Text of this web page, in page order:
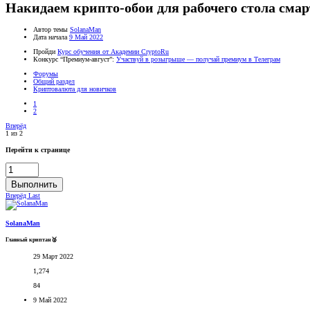
Накидаем крипто-обои для рабочего стола
Автор темы SolanaMan
Дата начала 9 Май 2022
Пройди Курс обучения от Академии CryptoRu
Конкурс “Премиум-август”: Участвуй в розыгрыше — получай премиум в Телеграм
Форумы
Общий раздел
Криптовалюта для новичков
1
2
Вперёд
1 из 2
Перейти к странице
Выполнить
Вперёд Last
SolanaMan
Главный криптан🥈
29 Март 2022
1,274
84
9 Май 2022